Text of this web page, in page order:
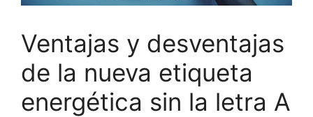
Ventajas y desventajas
de la nueva etiqueta
energética sin la letra A